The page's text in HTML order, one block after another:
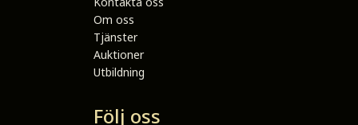
Om oss
Tjänster
Auktioner
Utbildning
Följ oss